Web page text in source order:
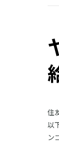
住
以
ン